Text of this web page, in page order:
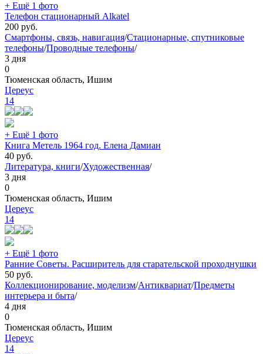
+ Ещё 1 фото
Телефон стационарный Аlkatel
200 руб.
Смартфоны, связь, навигация/Стационарные, спутниковые
телефоны/Проводные телефоны/
3 дня
0
Тюменская область, Ишим
Цереус
14
+ Ещё 1 фото
Книга Метель 1964 год. Елена Дамиан
40 руб.
Литература, книги/Художественная/
3 дня
0
Тюменская область, Ишим
Цереус
14
+ Ещё 1 фото
Ранние Советы. Расширитель для старательской проходнушки
50 руб.
Коллекционирование, моделизм/Антиквариат/Предметы
интерьера и быта/
4 дня
0
Тюменская область, Ишим
Цереус
14